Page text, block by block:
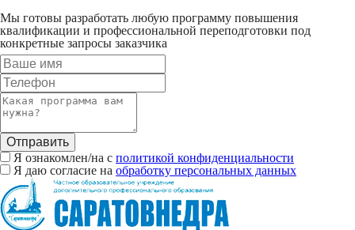
Мы готовы разработать любую программу повышения
квалификации и профессиональной переподготовки под
конкретные запросы заказчика
Отправить
Я ознакомлен/на с политикой конфиденциальности
Я даю согласие на обработку персональных данных